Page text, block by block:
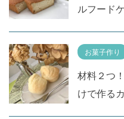
ルフード
お菓子作り
材料２つ
けで作る